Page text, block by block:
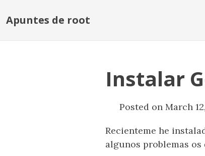
Apuntes de root
Instalar
Posted on March
Recienteme he
algunos problemas